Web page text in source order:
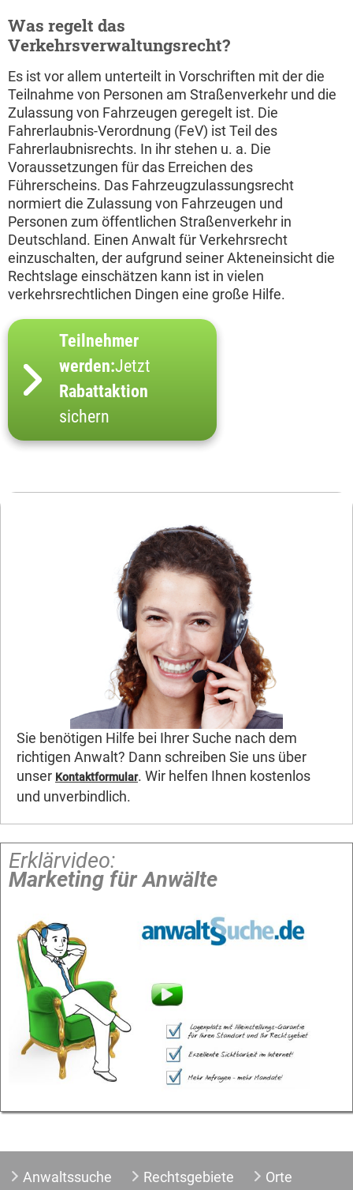
Was regelt das
Verkehrsverwaltungsrecht?
Es ist vor allem unterteilt in Vorschriften mit der die
Teilnahme von Personen am Straßenverkehr und die
Zulassung von Fahrzeugen geregelt ist. Die
Fahrerlaubnis-Verordnung (FeV) ist Teil des
Fahrerlaubnisrechts. In ihr stehen u. a. Die
Voraussetzungen für das Erreichen des
Führerscheins. Das Fahrzeugzulassungsrecht
normiert die Zulassung von Fahrzeugen und
Personen zum öffentlichen Straßenverkehr in
Deutschland. Einen Anwalt für Verkehrsrecht
einzuschalten, der aufgrund seiner Akteneinsicht die
Rechtslage einschätzen kann ist in vielen
verkehrsrechtlichen Dingen eine große Hilfe.
Teilnehmer
werden:Jetzt
Rabattaktion
sichern
Sie benötigen Hilfe bei Ihrer Suche nach dem
richtigen Anwalt? Dann schreiben Sie uns über
unser Kontaktformular. Wir helfen Ihnen kostenlos
und unverbindlich.
Erklärvideo:
Marketing für Anwälte
Anwaltssuche Rechtsgebiete Orte